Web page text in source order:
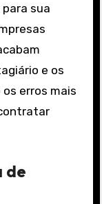
sua
e os
erros mais
de